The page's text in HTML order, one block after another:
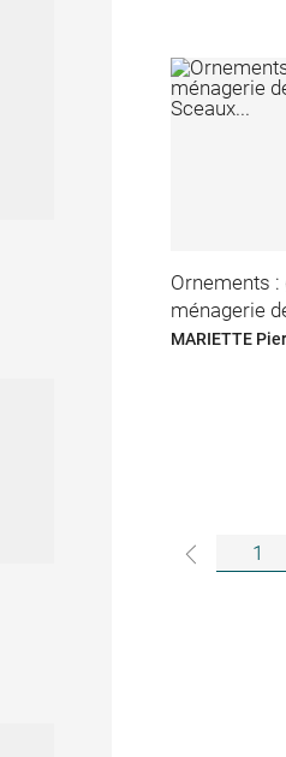
Ornements :
ménagerie
MARIETTE